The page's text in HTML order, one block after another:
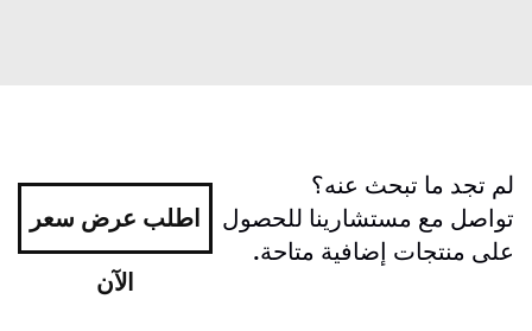
لم تجد ما تبحث عنه؟
تواصل مع مستشارينا للحصول
على منتجات إضافية متاحة.
اطلب عرض سعر
الآن